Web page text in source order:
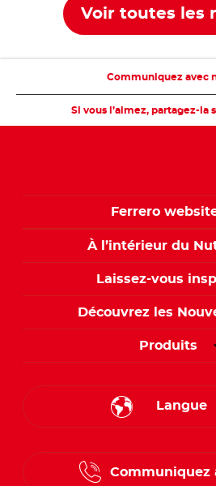
Voir toutes les
Si vous l’aimez, partagez-la
Communiquez avec
Ferrero
À l’intérieur du
Laissez-vous
Découvrez les
Produits
Langue
English
Communiquez